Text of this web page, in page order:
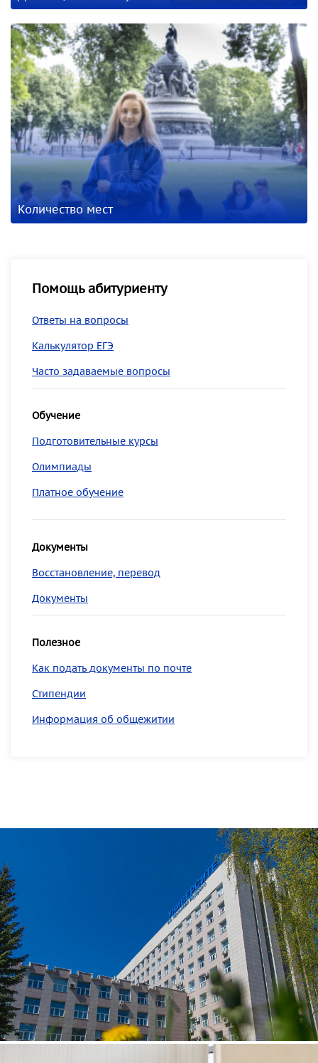
Количество мест
Помощь абитуриенту
Ответы на вопросы
Калькулятор ЕГЭ
Часто задаваемые вопросы
Обучение
Подготовительные курсы
Олимпиады
Платное обучение
Документы
Восстановление, перевод
Документы
Полезное
Как подать документы по почте
Стипендии
Информация об общежитии